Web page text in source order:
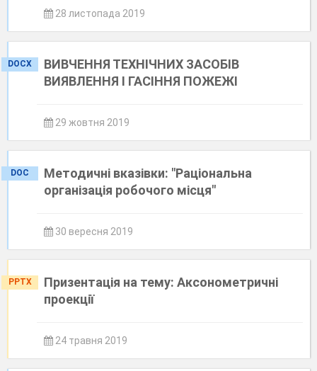
28 листопада 2019
DOCX
ВИВЧЕННЯ ТЕХНІЧНИХ ЗАСОБІВ
ВИЯВЛЕННЯ І ГАСІННЯ ПОЖЕЖІ
29 жовтня 2019
DOC
Методичні вказівки: "Раціональна
організація робочого місця"
30 вересня 2019
PPTX
Призентація на тему: Аксонометричні
проекції
24 травня 2019